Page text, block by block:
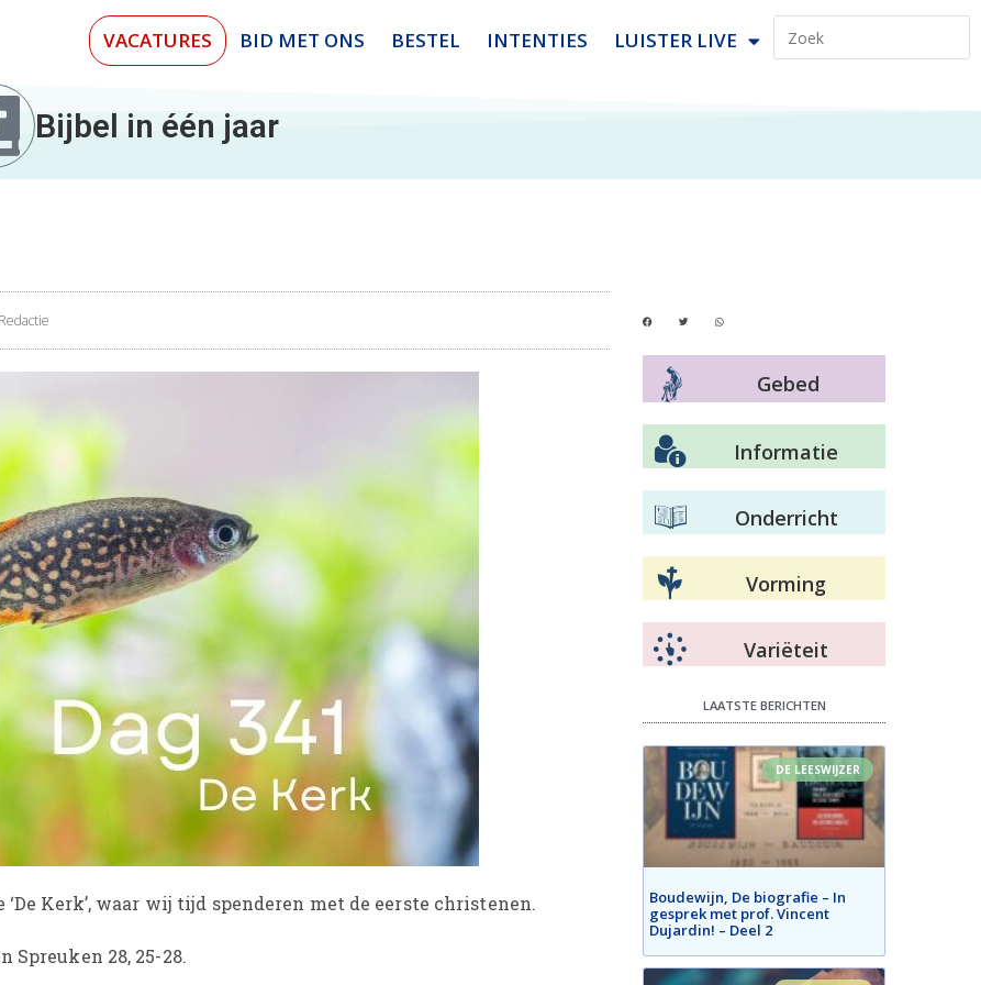
VACATURES BID MET ONS BESTEL INTENTIES LUISTER LIVE
Bijbel in één jaar
Redactie
Kerk’, waar wij tijd spenderen met de eerste christenen.
Spreuken 28, 25-28.
Gebed
Informatie
Onderricht
Vorming
Variëteit
LAATSTE BERICHTEN
DE LEESWIJZER
Boudewijn, De biografie – In
gesprek met prof. Vincent
Dujardin! – Deel 2